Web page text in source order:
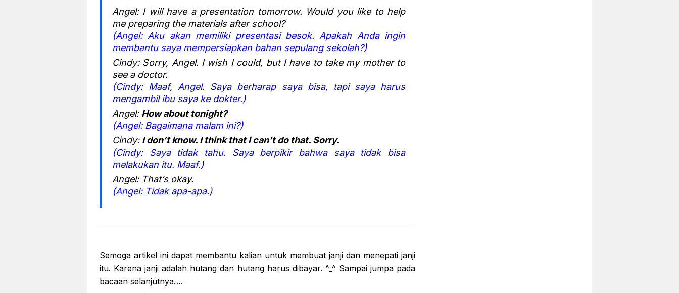
Angel: I will have a presentation tomorrow. Would you like to help
me preparing the materials after school?
(Angel: Aku akan memiliki presentasi besok. Apakah Anda ingin
membantu saya mempersiapkan bahan sepulang sekolah?)
Cindy: Sorry, Angel. I wish I could, but I have to take my mother to
see a doctor.
(Cindy: Maaf, Angel. Saya berharap saya bisa, tapi saya harus
mengambil ibu saya ke dokter.)
Angel: How about tonight?
(Angel: Bagaimana malam ini?)
Cindy: I don’t know. I think that I can’t do that. Sorry.
(Cindy: Saya tidak tahu. Saya berpikir bahwa saya tidak bisa
melakukan itu. Maaf.)
Angel: That’s okay.
(Angel: Tidak apa-apa.)
Semoga artikel ini dapat membantu kalian untuk membuat janji dan menepati janji
itu. Karena janji adalah hutang dan hutang harus dibayar. ^_^ Sampai jumpa pada
bacaan selanjutnya….